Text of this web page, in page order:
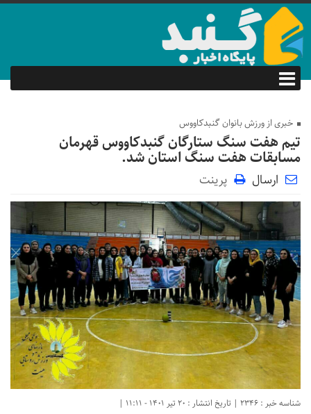
خبری از ورزش بانوان گنبدکاووس
تیم هفت سنگ ستارگان گنبدکاووس قهرمان
مسابقات هفت سنگ استان شد.
ارسال پرینت
شناسه خبر : 2346 | تاریخ انتشار : 20 تیر 1401 - 11:11 |